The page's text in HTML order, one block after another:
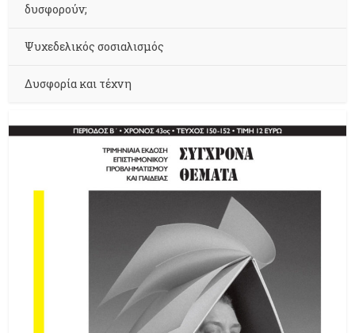
δυσφορούν;
Ψυχεδελικός σοσιαλισμός
Δυσφορία και τέχνη